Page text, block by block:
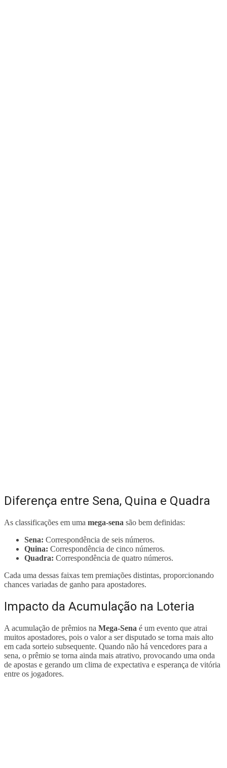
Diferença entre Sena, Quina e Quadra
As classificações em uma mega-sena são bem definidas:
Sena: Correspondência de seis números.
Quina: Correspondência de cinco números.
Quadra: Correspondência de quatro números.
Cada uma dessas faixas tem premiações distintas, proporcionando
chances variadas de ganho para apostadores.
Impacto da Acumulação na Loteria
A acumulação de prêmios na Mega-Sena é um evento que atrai
muitos apostadores, pois o valor a ser disputado se torna mais alto
em cada sorteio subsequente. Quando não há vencedores para a
sena, o prêmio se torna ainda mais atrativo, provocando uma onda
de apostas e gerando um clima de expectativa e esperança de vitória
entre os jogadores.